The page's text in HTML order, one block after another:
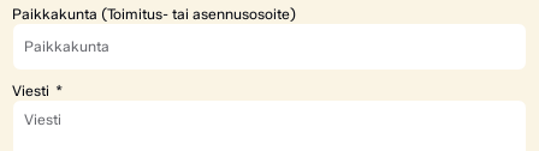
Paikkakunta (Toimitus- tai asennusosoite)
Viesti